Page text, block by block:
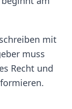
mit
muss
Recht und